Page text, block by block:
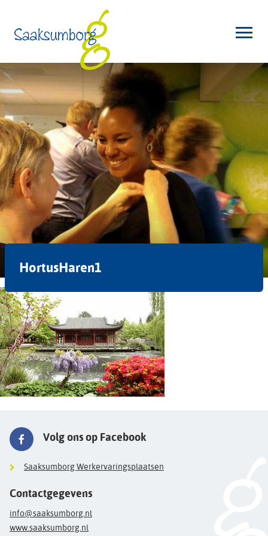
HortusHaren1
Volg ons op Facebook
Saaksumborg Werkervaringsplaatsen
Contactgegevens
info@saaksumborg.nl
www.saaksumborg.nl